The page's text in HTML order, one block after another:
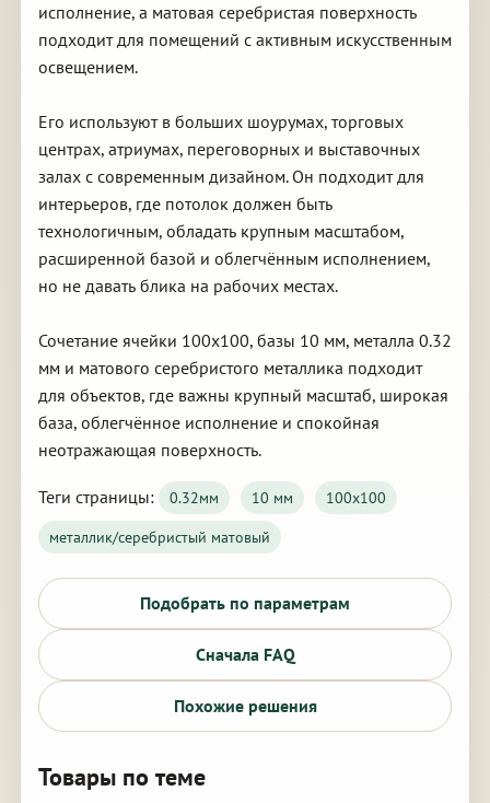
исполнение, а матовая серебристая поверхность
подходит для помещений с активным искусственным
освещением.
Его используют в больших шоурумах, торговых
центрах, атриумах, переговорных и выставочных
залах с современным дизайном. Он подходит для
интерьеров, где потолок должен быть
технологичным, обладать крупным масштабом,
расширенной базой и облегчённым исполнением,
но не давать блика на рабочих местах.
Сочетание ячейки 100х100, базы 10 мм, металла 0.32
мм и матового серебристого металлика подходит
для объектов, где важны крупный масштаб, широкая
база, облегчённое исполнение и спокойная
неотражающая поверхность.
Теги страницы: 0.32мм 10 мм
100х100
металлик/серебристый матовый
Подобрать по параметрам
Сначала FAQ
Похожие решения
Товары по теме